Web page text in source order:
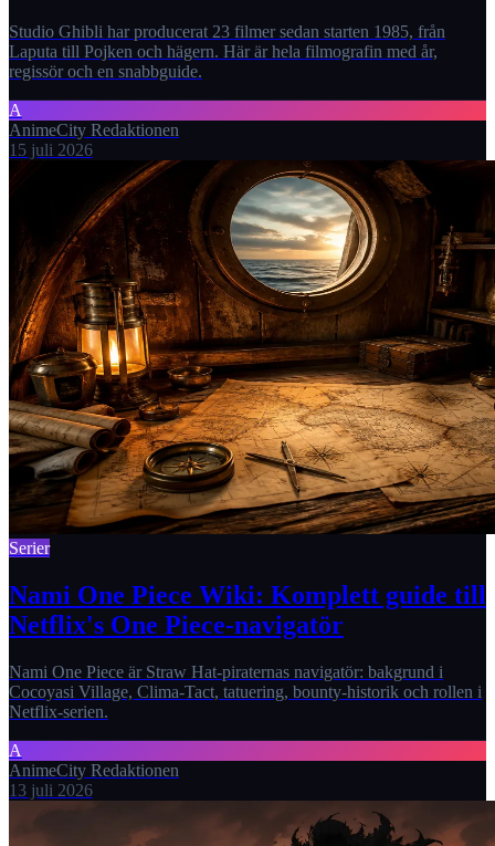
Studio Ghibli har producerat 23 filmer sedan starten 1985, från
Laputa till Pojken och hägern. Här är hela filmografin med år,
regissör och en snabbguide.
A
AnimeCity Redaktionen
15 juli 2026
Serier
Nami One Piece Wiki: Komplett guide till
Netflix's One Piece-navigatör
Nami One Piece är Straw Hat-piraternas navigatör: bakgrund i
Cocoyasi Village, Clima-Tact, tatuering, bounty-historik och rollen i
Netflix-serien.
A
AnimeCity Redaktionen
13 juli 2026